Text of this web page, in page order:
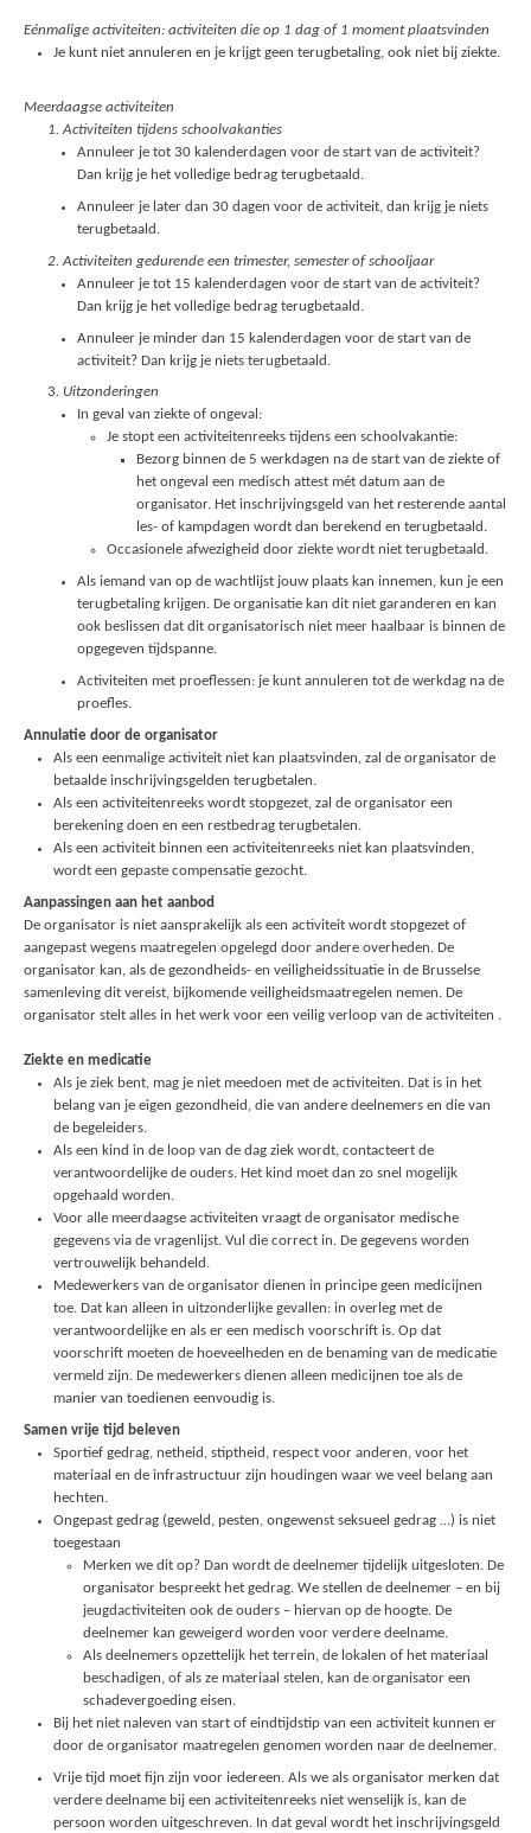
Eénmalige activiteiten: activiteiten die op 1 dag of 1 moment plaatsvinden
Je kunt niet annuleren en je krijgt geen terugbetaling, ook niet bij ziekte.
Meerdaagse activiteiten
1. Activiteiten tijdens schoolvakanties
Annuleer je tot 30 kalenderdagen voor de start van de activiteit?
Dan krijg je het volledige bedrag terugbetaald.
Annuleer je later dan 30 dagen voor de activiteit, dan krijg je niets
terugbetaald.
2. Activiteiten gedurende een trimester, semester of schooljaar
Annuleer je tot 15 kalenderdagen voor de start van de activiteit?
Dan krijg je het volledige bedrag terugbetaald.
Annuleer je minder dan 15 kalenderdagen voor de start van de
activiteit? Dan krijg je niets terugbetaald.
3. Uitzonderingen
In geval van ziekte of ongeval:
Je stopt een activiteitenreeks tijdens een schoolvakantie:
Bezorg binnen de 5 werkdagen na de start van de ziekte of
het ongeval een medisch attest mét datum aan de
organisator. Het inschrijvingsgeld van het resterende aantal
les- of kampdagen wordt dan berekend en terugbetaald.
Occasionele afwezigheid door ziekte wordt niet terugbetaald.
Als iemand van op de wachtlijst jouw plaats kan innemen, kun je een
terugbetaling krijgen. De organisatie kan dit niet garanderen en kan
ook beslissen dat dit organisatorisch niet meer haalbaar is binnen de
opgegeven tijdspanne.
Activiteiten met proeflessen: je kunt annuleren tot de werkdag na de
proefles.
Annulatie door de organisator
Als een eenmalige activiteit niet kan plaatsvinden, zal de organisator de
betaalde inschrijvingsgelden terugbetalen.
Als een activiteitenreeks wordt stopgezet, zal de organisator een
berekening doen en een restbedrag terugbetalen.
Als een activiteit binnen een activiteitenreeks niet kan plaatsvinden,
wordt een gepaste compensatie gezocht.
Aanpassingen aan het aanbod
De organisator is niet aansprakelijk als een activiteit wordt stopgezet of
aangepast wegens maatregelen opgelegd door andere overheden. De
organisator kan, als de gezondheids- en veiligheidssituatie in de Brusselse
samenleving dit vereist, bijkomende veiligheidsmaatregelen nemen. De
organisator stelt alles in het werk voor een veilig verloop van de activiteiten .
Ziekte en medicatie
Als je ziek bent, mag je niet meedoen met de activiteiten. Dat is in het
belang van je eigen gezondheid, die van andere deelnemers en die van
de begeleiders.
Als een kind in de loop van de dag ziek wordt, contacteert de
verantwoordelijke de ouders. Het kind moet dan zo snel mogelijk
opgehaald worden.
Voor alle meerdaagse activiteiten vraagt de organisator medische
gegevens via de vragenlijst. Vul die correct in. De gegevens worden
vertrouwelijk behandeld.
Medewerkers van de organisator dienen in principe geen medicijnen
toe. Dat kan alleen in uitzonderlijke gevallen: in overleg met de
verantwoordelijke en als er een medisch voorschrift is. Op dat
voorschrift moeten de hoeveelheden en de benaming van de medicatie
vermeld zijn. De medewerkers dienen alleen medicijnen toe als de
manier van toedienen eenvoudig is.
Samen vrije tijd beleven
Sportief gedrag, netheid, stiptheid, respect voor anderen, voor het
materiaal en de infrastructuur zijn houdingen waar we veel belang aan
hechten.
Ongepast gedrag (geweld, pesten, ongewenst seksueel gedrag …) is niet
toegestaan
Merken we dit op? Dan wordt de deelnemer tijdelijk uitgesloten. De
organisator bespreekt het gedrag. We stellen de deelnemer – en bij
jeugdactiviteiten ook de ouders – hiervan op de hoogte. De
deelnemer kan geweigerd worden voor verdere deelname.
Als deelnemers opzettelijk het terrein, de lokalen of het materiaal
beschadigen, of als ze materiaal stelen, kan de organisator een
schadevergoeding eisen.
Bij het niet naleven van start of eindtijdstip van een activiteit kunnen er
door de organisator maatregelen genomen worden naar de deelnemer.
Vrije tijd moet fijn zijn voor iedereen. Als we als organisator merken dat
verdere deelname bij een activiteitenreeks niet wenselijk is, kan de
persoon worden uitgeschreven. In dat geval wordt het inschrijvingsgeld